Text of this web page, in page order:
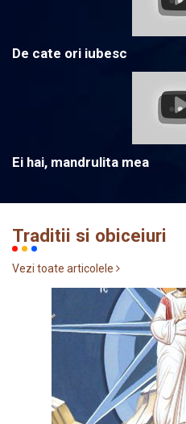
De cate ori iubesc
Ei hai, mandrulita mea
Traditii si obiceiuri
Vezi toate articolele